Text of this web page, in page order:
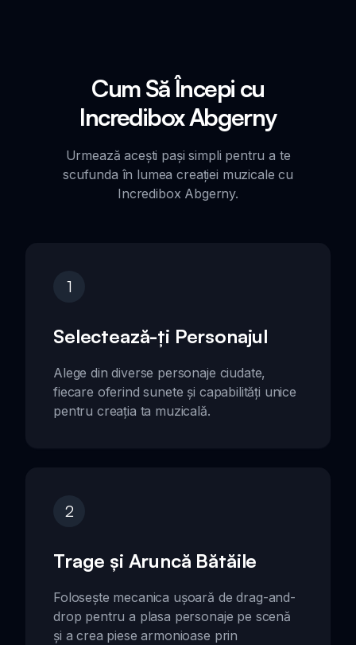
Cum Să Începi cu
Incredibox Abgerny
Urmează acești pași simpli pentru a te
scufunda în lumea creației muzicale cu
Incredibox Abgerny.
1
Selectează-ți Personajul
Alege din diverse personaje ciudate,
fiecare oferind sunete și capabilități unice
pentru creația ta muzicală.
2
Trage și Aruncă Bătăile
Folosește mecanica ușoară de drag-and-
drop pentru a plasa personaje pe scenă
și a crea piese armonioase prin